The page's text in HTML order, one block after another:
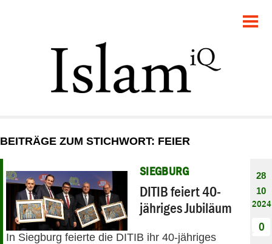
GESELLSCHAFT
STARTSEITE
DEBATTE
PANORAMA
BEITRÄGE ZUM STICHWORT: FEIER
SIEGBURG
DITIB feiert 40-
jähriges Jubiläum
In Siegburg feierte die DITIB ihr 40-jähriges
28
10
2024
0